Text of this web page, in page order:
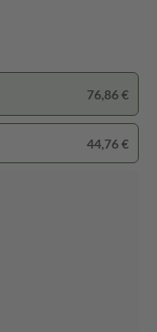
76,86 €
44,76 €